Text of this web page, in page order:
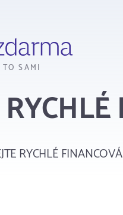
SAMI
RYCHLÉ